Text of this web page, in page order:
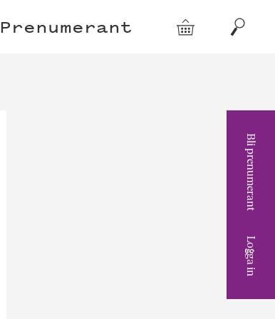
Prenumerant Varukorg Sök
Bli prenumerant
Logga in